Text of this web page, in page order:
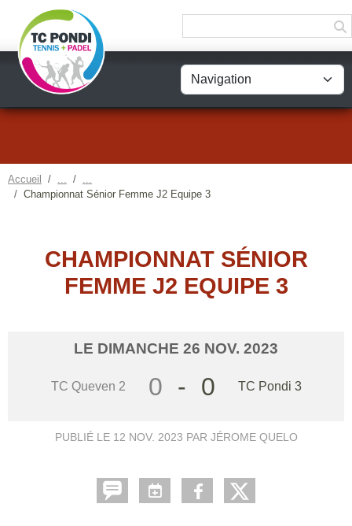
Accueil
Championnat Sénior Femme J2 Equipe 3
CHAMPIONNAT SÉNIOR
FEMME J2 EQUIPE 3
LE DIMANCHE 26 NOV. 2023
TC Queven 2 0 - 0 TC Pondi 3
PUBLIÉ LE 12 NOV. 2023 PAR JÉROME QUELO
Panneau de gestion des cookies